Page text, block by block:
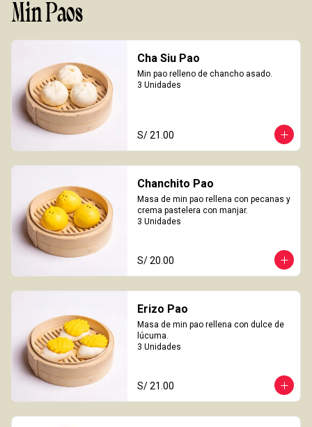
Min Paos
Cha Siu Pao
Min pao relleno de chancho asado.
3 Unidades
S/ 21.00
Chanchito Pao
Masa de min pao rellena con pecanas y
crema pastelera con manjar.
3 Unidades
S/ 20.00
Erizo Pao
Masa de min pao rellena con dulce de
lúcuma.
3 Unidades
S/ 21.00